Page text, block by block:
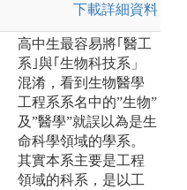
下載詳細資料
高中生最容易將｢醫工
系｣與｢生物科技系」
混淆，看到生物醫學
工程系系名中的”生物”
及”醫學”就誤以為是生
命科學領域的學系。
其實本系主要是工程
領域的科系，是以工